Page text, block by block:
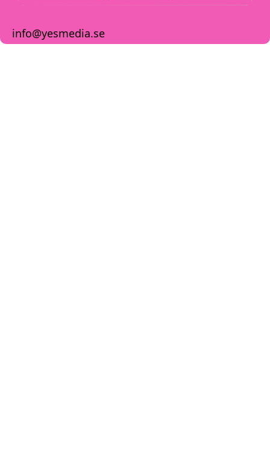
info@yesmedia.se